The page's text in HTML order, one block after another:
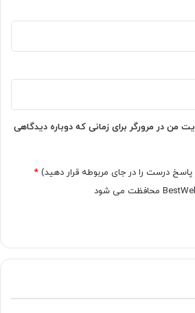
من در مرورگر برای زمانی که دوباره دیدگاهی
درست را در جای مربوطه قرار دهید) *